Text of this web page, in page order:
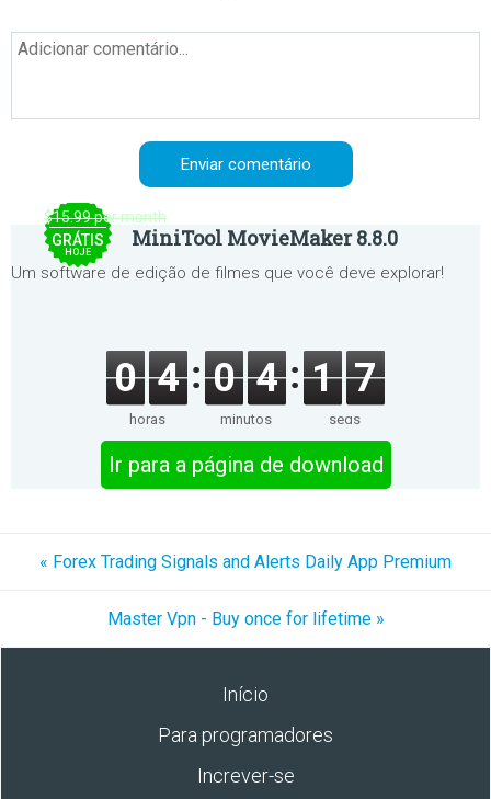
$15.99 per month
GRÁTIS
HOJE
MiniTool MovieMaker 8.8.0
Um software de edição de filmes que você deve explorar!
0 4
horas
0 4
minutos
1 7
segs
Ir para a página de download
« Forex Trading Signals and Alerts Daily App Premium
Master Vpn - Buy once for lifetime »
Início
Para programadores
Increver-se